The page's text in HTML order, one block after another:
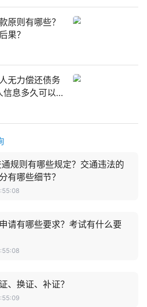
原则有哪些？
果？
无力偿还债务
信息多久可以
规则有哪些规定？交通违法的
有哪些细节？
请有哪些要求？考试有什么要
、换证、补证？